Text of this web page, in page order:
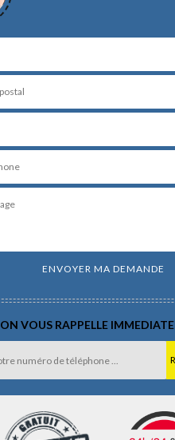
ON VOUS RAPPELLE